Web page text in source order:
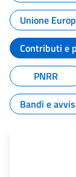
Unione
Contributi e
PNRR
Bandi e